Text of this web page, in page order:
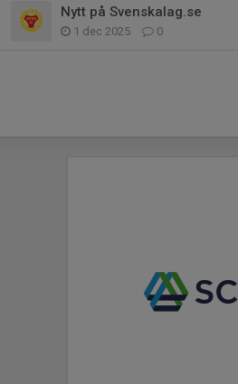
Nytt på Svenskalag.se
1 dec 2025 0